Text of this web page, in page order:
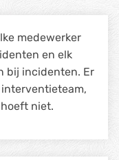
medewerker
en elk
bij incidenten. Er
niet.